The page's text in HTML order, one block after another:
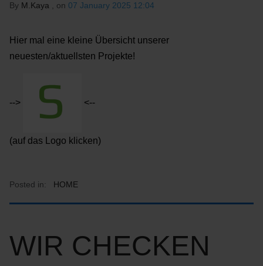
By M.Kaya , on 07 January 2025 12:04
Hier mal eine kleine Übersicht unserer
neuesten/aktuellsten Projekte!
--> <--
(auf das Logo klicken)
Posted in: HOME
WIR CHECKEN